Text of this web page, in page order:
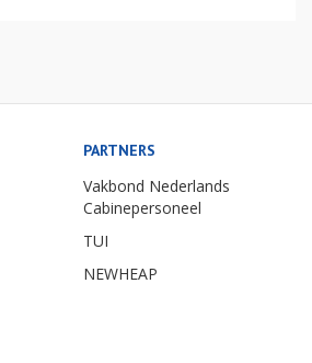
PARTNERS
Vakbond Nederlands
Cabinepersoneel
TUI
NEWHEAP